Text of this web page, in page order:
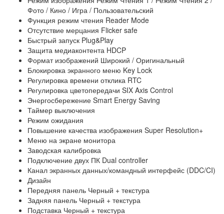
Фото / Кино / Игра / Пользовательский
Функция режим чтения Reader Mode
Отсутствие мерцания Flicker safe
Быстрый запуск Plug&Play
Защита медиаконтента HDCP
Формат изображений Широкий / Оригинальный
Блокировка экранного меню Key Lock
Регулировка времени отклика RTC
Регулировка цветопередачи SIX Axis Control
Энергосбережение Smart Energy Saving
Таймер выключения
Режим ожидания
Повышение качества изображения Super Resolution+
Меню на экране монитора
Заводская калибровка
Подключение двух ПК Dual controller
Канал экранных данных/командный интерфейс (DDC/CI)
Дизайн
Передняя панель Черный + текстура
Задняя панель Черный + текстура
Подставка Черный + текстура